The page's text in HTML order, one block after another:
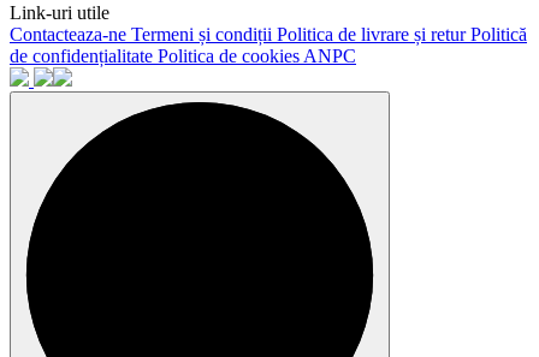
Link-uri utile
Contacteaza-ne Termeni și condiții Politica de livrare și returPolitică
de confidențialitate Politica de cookies ANPC